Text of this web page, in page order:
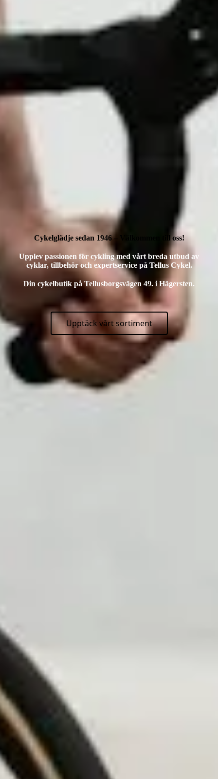
Cykelglädje sedan 1946 – Välkommen till oss!
Upplev passionen för cykling med vårt breda utbud av
cyklar, tillbehör och expertservice på Tellus Cykel.
Din cykelbutik på Tellusborgsvägen 49. i Hägersten.
Upptäck vårt sortiment